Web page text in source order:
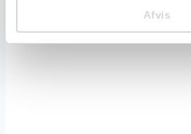
Afvis